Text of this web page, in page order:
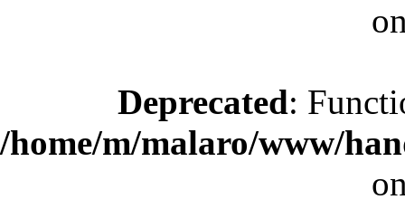
Deprecated:
/home/m/malaro/www/